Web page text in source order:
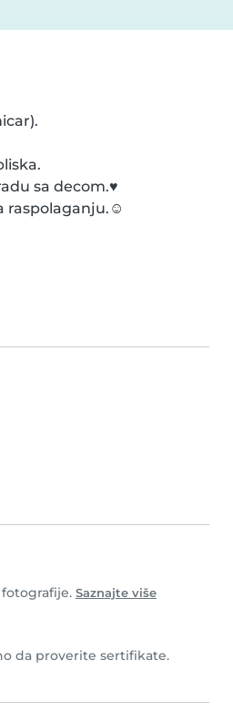
sa decom.♥️
raspolaganju.☺️
Saznajte više
da proverite sertifikate.